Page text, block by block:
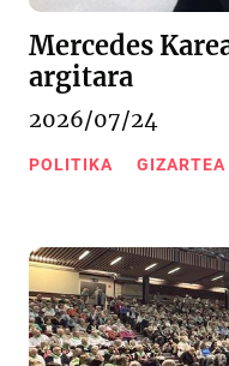
Mercedes
argitara
2026/07/24
POLITIKA GIZARTEA